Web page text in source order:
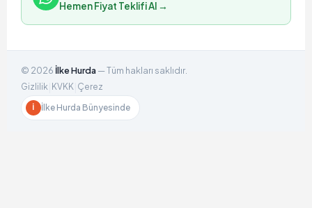
Hemen Fiyat Teklifi Al →
© 2026 İlke Hurda— Tüm hakları saklıdır.
Gizlilik KVKK Çerez
İ İlke Hurda Bünyesinde